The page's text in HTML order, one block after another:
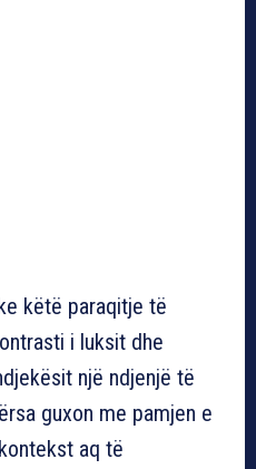
këtë paraqitje të
i luksit dhe
një ndjenjë të
guxon me pamjen e
aq të